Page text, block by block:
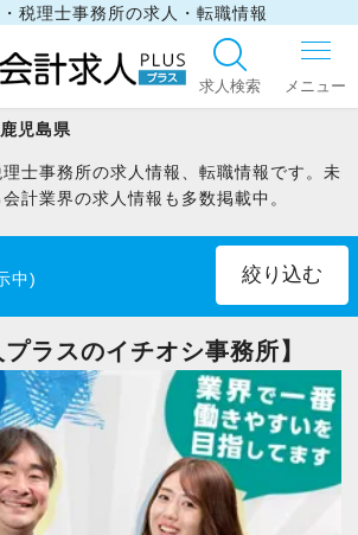
税理士事務所の求人・転職情報
求人検索
ログイン
最近見た求人
マイリスト
お問い合わせ
鹿児島県
士事務所の求人情報、転職情報です。未
計業界の求人情報も多数掲載中。
中)
パート・アルバイト(1)
(未登録)
プラスのイチオシ事務所】